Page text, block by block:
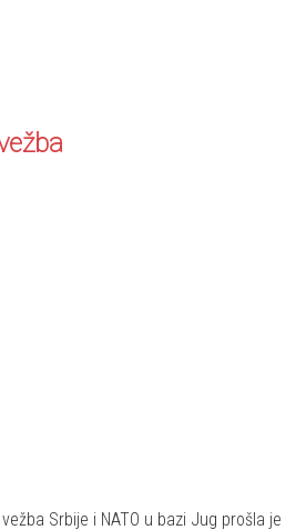
Srbije i NATO u bazi Jug prošla je